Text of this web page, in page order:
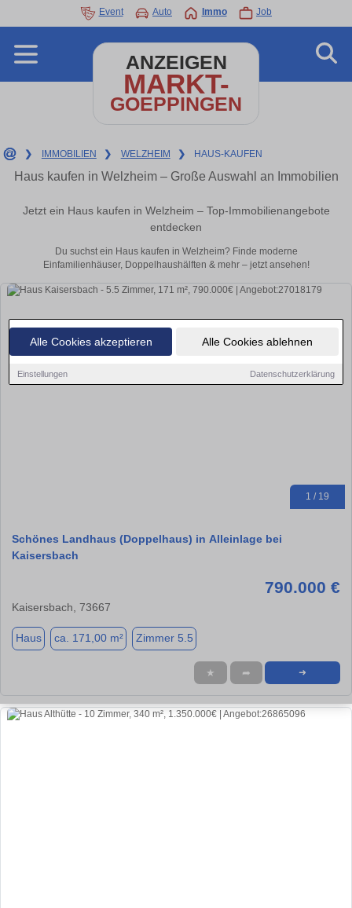
Alle Cookies akzeptieren Alle Cookies ablehnen
Einstellungen Datenschutzerklärung
Event Auto Immo Job
ANZEIGEN
MARKT-
GOEPPINGEN
❯ IMMOBILIEN ❯ WELZHEIM ❯ HAUS-KAUFEN
Haus kaufen in Welzheim – Große Auswahl an Immobilien
Jetzt ein Haus kaufen in Welzheim – Top-Immobilienangebote
entdecken
Du suchst ein Haus kaufen in Welzheim? Finde moderne
Einfamilienhäuser, Doppelhaushälften & mehr – jetzt ansehen!
1 / 19
Schönes Landhaus (Doppelhaus) in Alleinlage bei
Kaisersbach
790.000 €
Kaisersbach, 73667
Haus ca. 171,00 m² Zimmer 5.5
★ ➦ ➜